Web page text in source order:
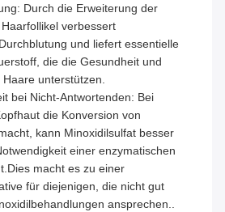
Durch die Erweiterung der
verbessert
und liefert essentielle
die die Gesundheit und
unterstützen.
bei Nicht-Antwortenden: Bei
die Konversion von
kann Minoxidilsulfat besser
einer enzymatischen
macht es zu einer
für diejenigen, die nicht gut
ansprechen..